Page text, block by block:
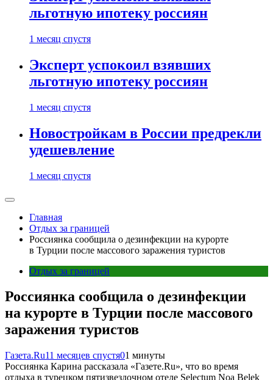
льготную ипотеку россиян
1 месяц спустя
Эксперт успокоил взявших
льготную ипотеку россиян
1 месяц спустя
Новостройкам в России предрекли
удешевление
1 месяц спустя
Главная
Отдых за границей
Россиянка сообщила о дезинфекции на курорте
в Турции после массового заражения туристов
Отдых за границей
Россиянка сообщила о дезинфекции
на курорте в Турции после массового
заражения туристов
Газета.Ru11 месяцев спустя01 минуты
Россиянка Карина рассказала «Газете.Ru», что во время
отдыха в турецком пятизвездочном отеле Selectum Noa Belek